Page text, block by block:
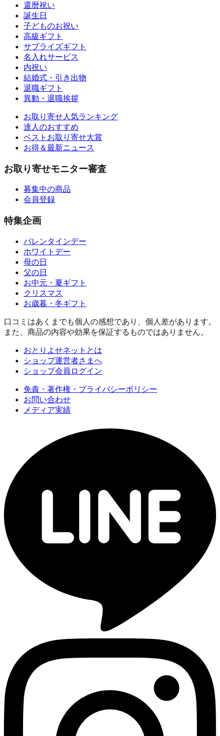
還暦祝い
誕生日
子どものお祝い
高級ギフト
サプライズギフト
名入れサービス
内祝い
結婚式・引き出物
退職ギフト
異動・退職挨拶
お取り寄せ人気ランキング
達人のおすすめ
ベストお取り寄せ大賞
お得＆最新ニュース
お取り寄せモニター審査
募集中の商品
会員登録
特集企画
バレンタインデー
ホワイトデー
母の日
父の日
お中元・夏ギフト
クリスマス
お歳暮・冬ギフト
口コミはあくまでも個人の感想であり、個人差があります。
また、商品の内容や効果を保証するものではありません。
おとりよせネットとは
ショップ運営者さまへ
ショップ会員ログイン
免責・著作権・プライバシーポリシー
お問い合わせ
メディア実績